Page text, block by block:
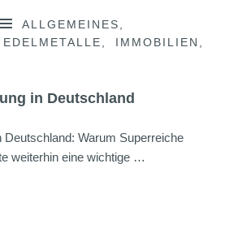
ALLGEMEINES
EDELMETALLE
IMMOBILIEN
in Deutschland
Deutschland: Warum Superreiche
weiterhin eine wichtige …